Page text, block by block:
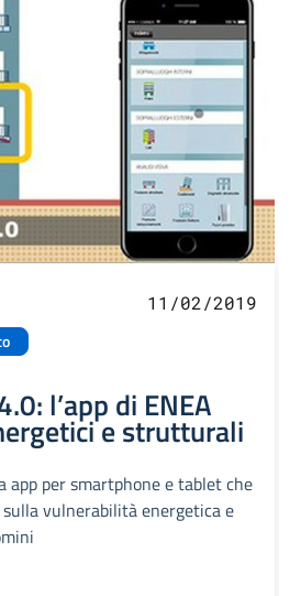
11/02/2019
l’app di ENEA
e strutturali
app per smartphone e tablet che
vulnerabilità energetica e